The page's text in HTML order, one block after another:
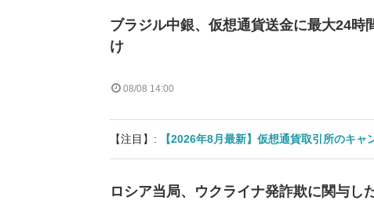
ブラジル中銀、仮想通貨送金に最大24時
け
08/08 14:00
【注目】: 【2026年8月最新】仮想通貨取引所のキ
ロシア当局、ウクライナ発詐欺に関与し